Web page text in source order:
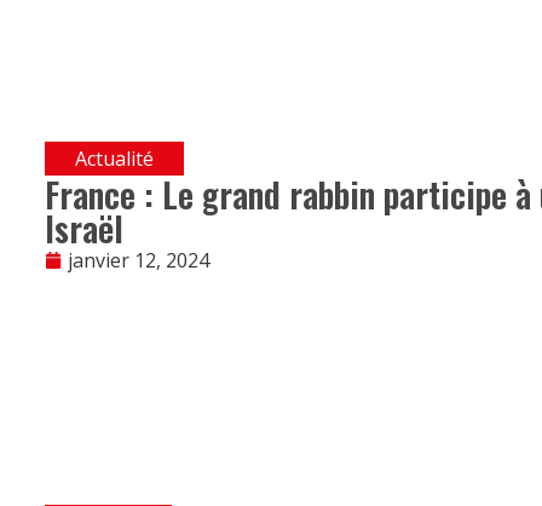
Actualité
France : Le grand rabbin participe
Israël
janvier 12, 2024